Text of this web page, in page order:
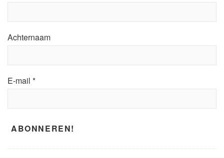
Achternaam
E-mail *